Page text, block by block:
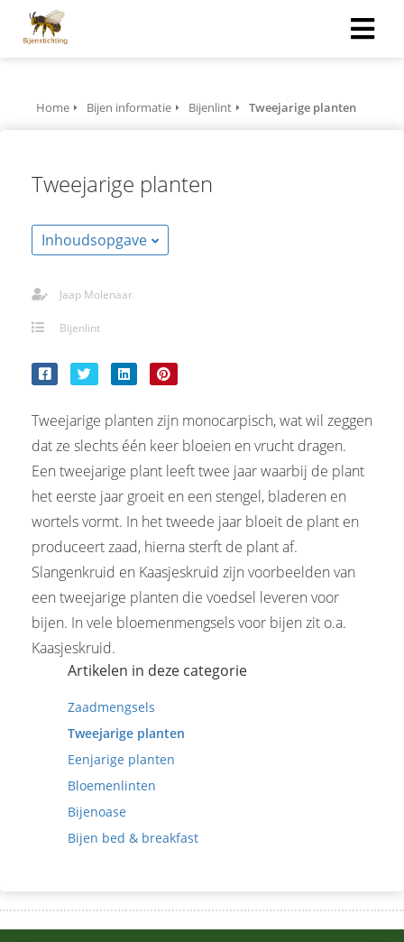
Home Bijen informatie Bijenlint Tweejarige planten
Tweejarige planten
Inhoudsopgave
Jaap Molenaar
Bijenlint
Tweejarige planten zijn monocarpisch, wat wil zeggen
dat ze slechts één keer bloeien en vrucht dragen.
Een tweejarige plant leeft twee jaar waarbij de plant
het eerste jaar groeit en een stengel, bladeren en
wortels vormt. In het tweede jaar bloeit de plant en
produceert zaad, hierna sterft de plant af.
Slangenkruid en Kaasjeskruid zijn voorbeelden van
een tweejarige planten die voedsel leveren voor
bijen. In vele bloemenmengsels voor bijen zit o.a.
Kaasjeskruid.
Artikelen in deze categorie
Zaadmengsels
Tweejarige planten
Eenjarige planten
Bloemenlinten
Bijenoase
Bijen bed & breakfast